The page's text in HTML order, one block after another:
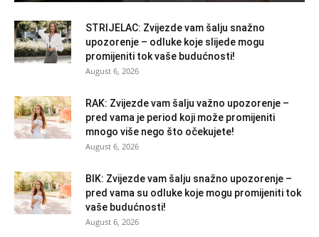
STRIJELAC: Zvijezde vam šalju snažno
upozorenje – odluke koje slijede mogu
promijeniti tok vaše budućnosti!
August 6, 2026
RAK: Zvijezde vam šalju važno upozorenje –
pred vama je period koji može promijeniti
mnogo više nego što očekujete!
August 6, 2026
BIK: Zvijezde vam šalju snažno upozorenje –
pred vama su odluke koje mogu promijeniti tok
vaše budućnosti!
August 6, 2026